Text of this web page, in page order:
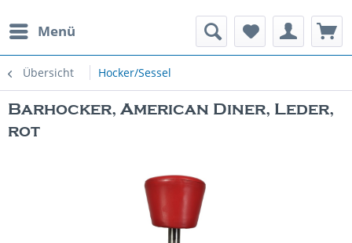
Menü
Übersicht Hocker/Sessel
Spielautomaten
Barhocker, American Diner, Leder,
rot